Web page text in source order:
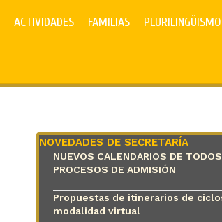
ACTIVIDADES FAMILIAS PLURILINGÜISMO
NOVEDADES DE SECRETARÍA
NUEVOS CALENDARIOS DE
PROCESOS DE ADMISIÓN
Propuestas de itinerarios de
modalidad virtual